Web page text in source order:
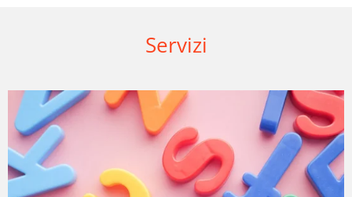
Servizi